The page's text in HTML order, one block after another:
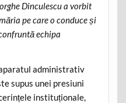
Dinculescu a vorbit
pe care o conduce și
echipa
administrativ
supus unei presiuni
instituționale,